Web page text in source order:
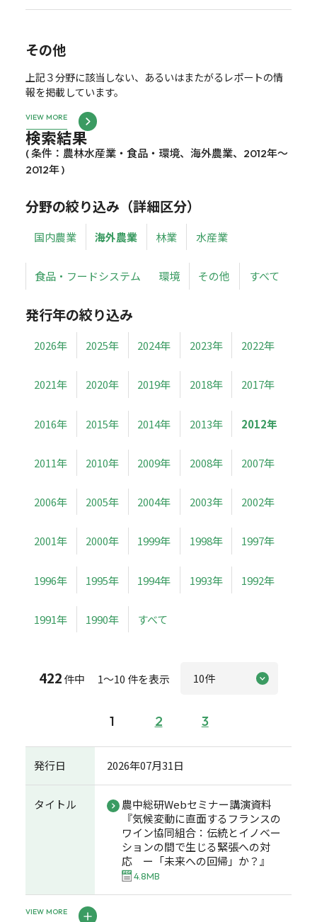
その他
上記３分野に該当しない、あるいはまたがるレポートの情
報を掲載しています。
VIEW MORE
検索結果
( 条件：農林水産業・食品・環境、海外農業、2012年～
2012年 )
分野の絞り込み（詳細区分）
国内農業 海外農業 林業 水産業
食品・フードシステム 環境 その他 すべて
発行年の絞り込み
2026年 2025年 2024年 2023年 2022年
2021年 2020年 2019年 2018年 2017年
2016年 2015年 2014年 2013年 2012年
2011年 2010年 2009年 2008年 2007年
2006年 2005年 2004年 2003年 2002年
2001年 2000年 1999年 1998年 1997年
1996年 1995年 1994年 1993年 1992年
1991年 1990年 すべて
422件中 1～10 件を表示
1 2 3
発行日 2026年07月31日
タイトル
農中総研Webセミナー講演資料
『気候変動に直面するフランスの
ワイン協同組合：伝統とイノベー
ションの間で生じる緊張への対
応 ー「未来への回帰」か？』
4.8MB
VIEW MORE